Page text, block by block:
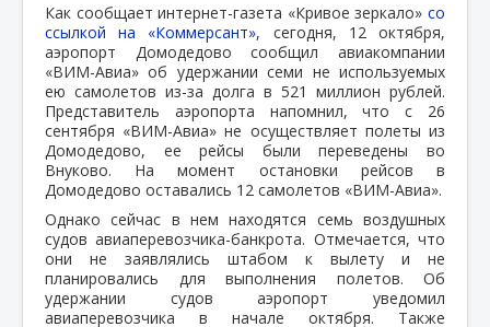
Как сообщает интернет-газета «Кривое зеркало» со
ссылкой на «Коммерсант», сегодня, 12 октября,
аэропорт Домодедово сообщил авиакомпании
«ВИМ-Авиа» об удержании семи не используемых
ею самолетов из-за долга в 521 миллион рублей.
Представитель аэропорта напомнил, что с 26
сентября «ВИМ-Авиа» не осуществляет полеты из
Домодедово, ее рейсы были переведены во
Внуково. На момент остановки рейсов в
Домодедово оставались 12 самолетов «ВИМ-Авиа».
Однако сейчас в нем находятся семь воздушных
судов авиаперевозчика-банкрота. Отмечается, что
они не заявлялись штабом к вылету и не
планировались для выполнения полетов. Об
удержании судов аэропорт уведомил
авиаперевозчика в начале октября. Также